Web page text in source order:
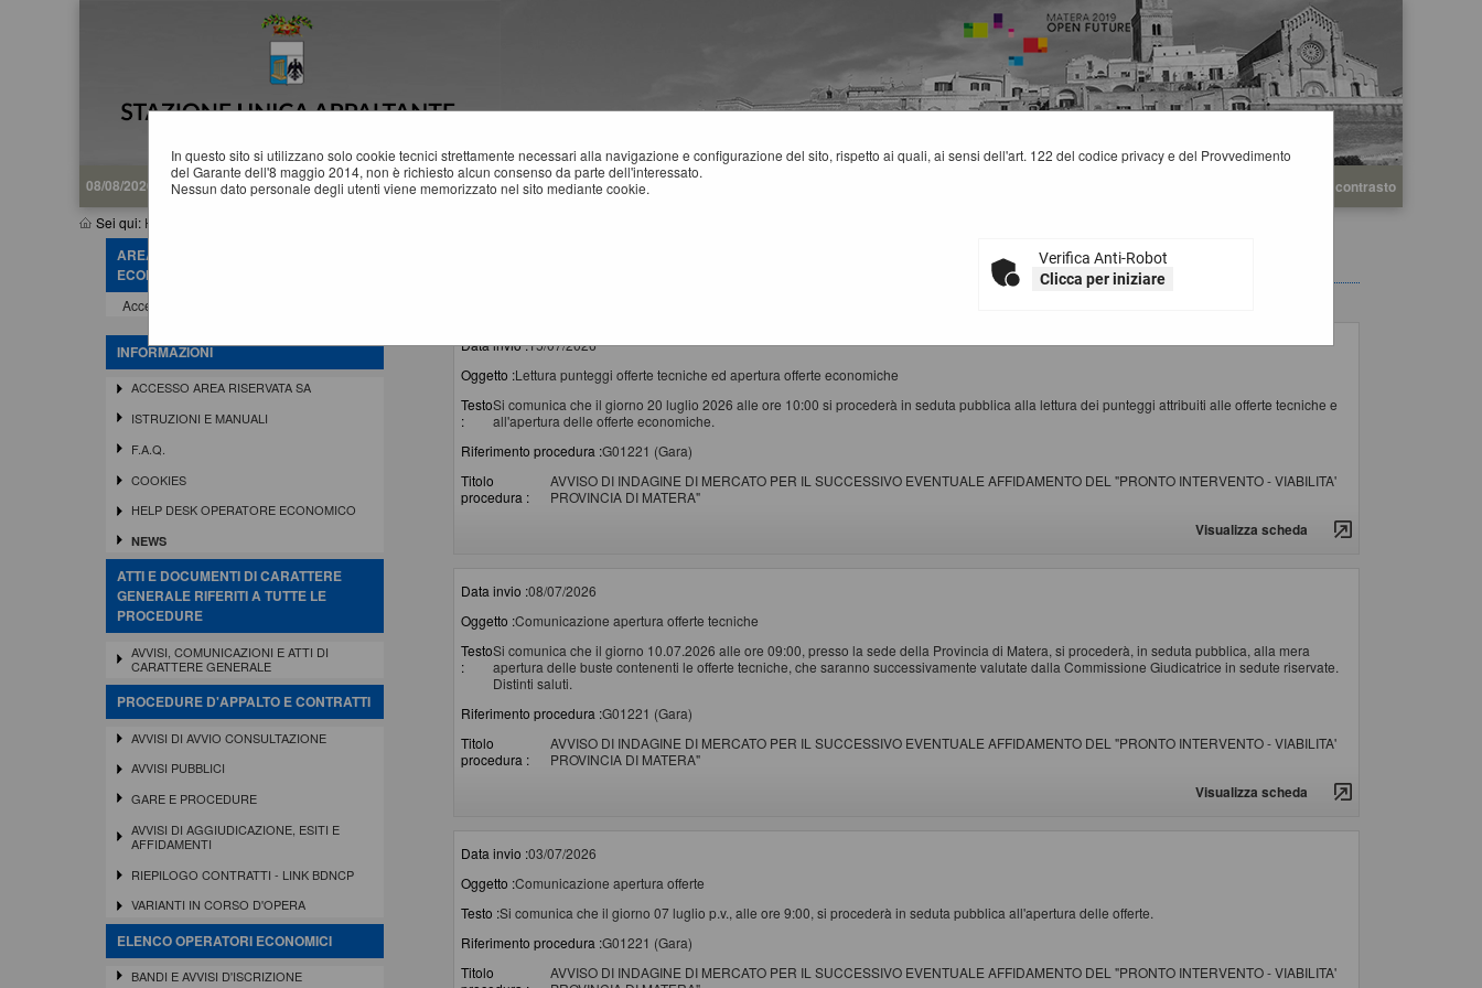
08/08/2026 16:33 Alto contrasto
Sei qui: Home
In questo sito si utilizzano solo cookie tecnici strettamente necessari alla navigazione e configurazione del sito, rispetto ai quali, ai sensi dell'art. 122 del codice privacy e del Provvedimento
del Garante dell'8 maggio 2014, non è richiesto alcun consenso da parte dell'interessato.
Nessun dato personale degli utenti viene memorizzato nel sito mediante cookie.
Verifica Anti-Robot
Clicca per iniziare
AREA RISERVATA OPERATORE
ECONOMICO
Accedi - Registrati
INFORMAZIONI
ACCESSO AREA RISERVATA SA
ISTRUZIONI E MANUALI
F.A.Q.
COOKIES
HELP DESK OPERATORE ECONOMICO
NEWS
ATTI E DOCUMENTI DI CARATTERE
GENERALE RIFERITI A TUTTE LE
PROCEDURE
AVVISI, COMUNICAZIONI E ATTI DI
CARATTERE GENERALE
PROCEDURE D'APPALTO E CONTRATTI
AVVISI DI AVVIO CONSULTAZIONE
AVVISI PUBBLICI
GARE E PROCEDURE
AVVISI DI AGGIUDICAZIONE, ESITI E
AFFIDAMENTI
RIEPILOGO CONTRATTI - LINK BDNCP
VARIANTI IN CORSO D'OPERA
ELENCO OPERATORI ECONOMICI
BANDI E AVVISI D'ISCRIZIONE
Data invio :15/07/2026
Oggetto :Lettura punteggi offerte tecniche ed apertura offerte economiche
Testo
:
Si comunica che il giorno 20 luglio 2026 alle ore 10:00 si procederà in seduta pubblica alla lettura dei punteggi attribuiti alle offerte tecniche e
all'apertura delle offerte economiche.
Riferimento procedura :G01221 (Gara)
Titolo
procedura :
AVVISO DI INDAGINE DI MERCATO PER IL SUCCESSIVO EVENTUALE AFFIDAMENTO DEL "PRONTO INTERVENTO - VIABILITA'
PROVINCIA DI MATERA"
Visualizza scheda
Data invio :08/07/2026
Oggetto :Comunicazione apertura offerte tecniche
Testo
:
Si comunica che il giorno 10.07.2026 alle ore 09:00, presso la sede della Provincia di Matera, si procederà, in seduta pubblica, alla mera
apertura delle buste contenenti le offerte tecniche, che saranno successivamente valutate dalla Commissione Giudicatrice in sedute riservate.
Distinti saluti.
Riferimento procedura :G01221 (Gara)
Titolo
procedura :
AVVISO DI INDAGINE DI MERCATO PER IL SUCCESSIVO EVENTUALE AFFIDAMENTO DEL "PRONTO INTERVENTO - VIABILITA'
PROVINCIA DI MATERA"
Visualizza scheda
Data invio :03/07/2026
Oggetto :Comunicazione apertura offerte
Testo :Si comunica che il giorno 07 luglio p.v., alle ore 9:00, si procederà in seduta pubblica all'apertura delle offerte.
Riferimento procedura :G01221 (Gara)
Titolo
AVVISO DI INDAGINE DI MERCATO PER IL SUCCESSIVO EVENTUALE AFFIDAMENTO DEL "PRONTO INTERVENTO - VIABILITA'